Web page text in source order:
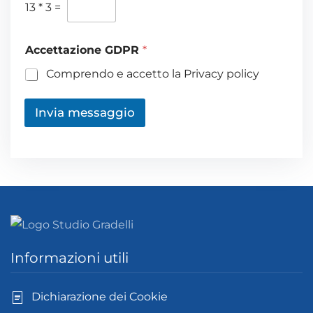
13 * 3 =
Accettazione GDPR *
Comprendo e accetto la Privacy policy
Invia messaggio
Informazioni utili
Dichiarazione dei Cookie